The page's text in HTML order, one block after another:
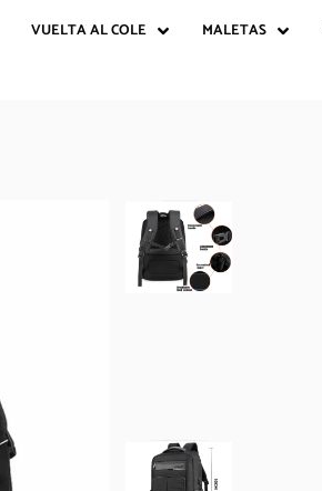
VUELTA AL COLE MALETAS